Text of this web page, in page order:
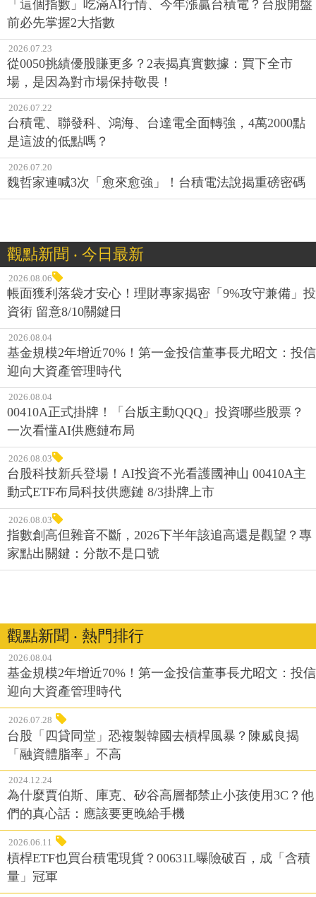
「這個指數」吃滿AI行情、今年漲贏台積電？台股開盤
前必先掌握2大指數
2026.07.23
從0050挑績優股賺更多？2表揭真實數據：買下全市
場，是因為對市場保持敬畏！
2026.07.22
台積電、聯發科、鴻海、台達電全面轉強，4萬2000點
是這波的低點嗎？
2026.07.20
魏哲家連喊3次「愈來愈強」！台積電法說揭重磅密碼
觀點新聞 ‧ 今日最新
2026.08.06
帳面獲利落袋才安心！理財專家揭密「9%攻守兼備」投
資術 留意8/10關鍵日
2026.08.04
基金規模2年增近70%！第一金投信董事長尤昭文：投信
迎向大資產管理時代
2026.08.04
00410A正式掛牌！「台版主動QQQ」投資哪些股票？
一次看懂AI供應鏈布局
2026.08.03
台股科技新兵登場！AI投資不光看護國神山 00410A主
動式ETF布局科技供應鏈 8/3掛牌上市
2026.08.03
指數創高但雜音不斷，2026下半年該追高還是觀望？專
家點出關鍵：分散不是口號
觀點新聞 ‧ 熱門排行
2026.08.04
基金規模2年增近70%！第一金投信董事長尤昭文：投信
迎向大資產管理時代
2026.07.28
台股「四貸同堂」恐複製韓國去槓桿風暴？陳威良揭
「融資體脂率」不高
2024.12.24
為什麼賈伯斯、庫克、矽谷高層都禁止小孩使用3C？他
們的真心話：應該要更晚給手機
2026.06.11
槓桿ETF也買台積電現貨？00631L曝險破百，成「含積
量」冠軍